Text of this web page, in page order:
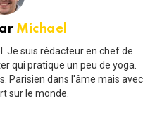
Michael
Je suis rédacteur en chef de
qui pratique un peu de yoga.
Parisien dans l'âme mais avec
sur le monde.